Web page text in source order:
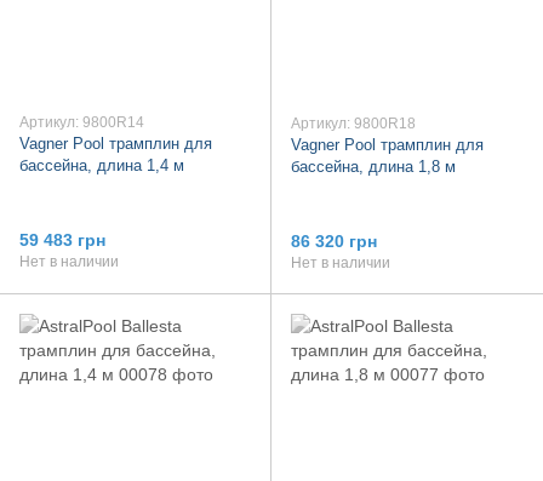
Артикул: 9800R14
Vagner Pool трамплин для
бассейна, длина 1,4 м
59 483 грн
Нет в наличии
Артикул: 9800R18
Vagner Pool трамплин для
бассейна, длина 1,8 м
86 320 грн
Нет в наличии